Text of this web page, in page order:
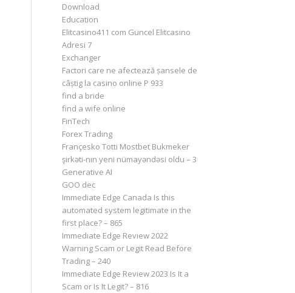
Download
Education
Elitcasino411 com Güncel Elitcasino
Adresi 7
Exchanger
Factori care ne afectează șansele de
câștig la casino online P 933
find a bride
find a wife online
FinTech
Forex Trading
Françesko Totti Mostbet Bukmeker
şirkəti-nın yeni nümayəndəsi oldu – 3
Generative AI
GOO dec
Immediate Edge Canada Is this
automated system legitimate in the
first place? – 865
Immediate Edge Review 2022
Warning Scam or Legit Read Before
Trading – 240
Immediate Edge Review 2023 Is It a
Scam or Is It Legit? – 816